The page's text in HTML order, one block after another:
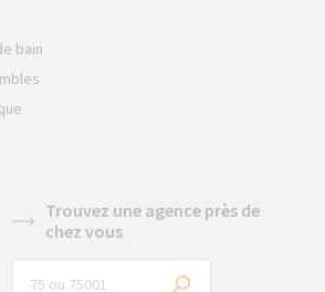
bain
Trouvez une agence près de
chez vous